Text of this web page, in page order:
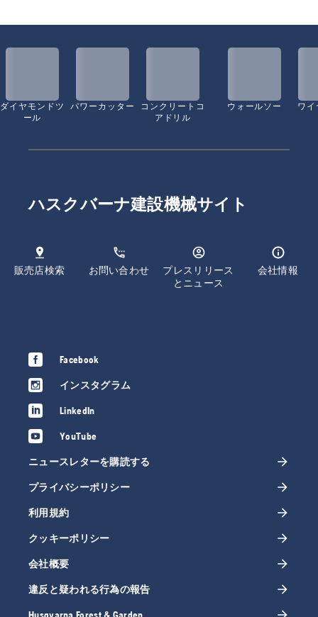
ダイヤモンドツ
ール
パワーカッター
コンクリートコ
アドリル
ウォールソー ワイ
ハスクバーナ建設機械サイト
販売店検索 お問い合わせ
プレスリリース
とニュース
会社情報
Facebook
インスタグラム
LinkedIn
YouTube
ニュースレターを購読する
プライバシーポリシー
利用規約
クッキーポリシー
会社概要
違反と疑われる行為の報告
Husqvarna Forest & Garden